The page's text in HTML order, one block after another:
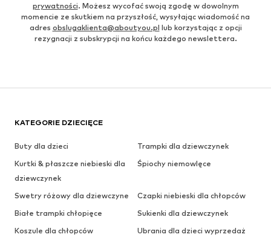
prywatności. Możesz wycofać swoją zgodę w dowolnym
momencie ze skutkiem na przyszłość, wysyłając wiadomość na
adres obslugaklienta@aboutyou.pl lub korzystając z opcji
rezygnacji z subskrypcji na końcu każdego newslettera.
KATEGORIE DZIECIĘCE
Buty dla dzieci
Trampki dla dziewczynek
Kurtki & płaszcze niebieski dla
dziewczynek
Śpiochy niemowlęce
Swetry różowy dla dziewczyne
Czapki niebieski dla chłopców
Białe trampki chłopięce
Sukienki dla dziewczynek
Koszule dla chłopców
Ubrania dla dzieci wyprzedaż